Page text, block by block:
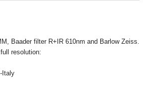
Baader filter R+IR 610nm and Barlow Zeiss.
resolution:
Italy